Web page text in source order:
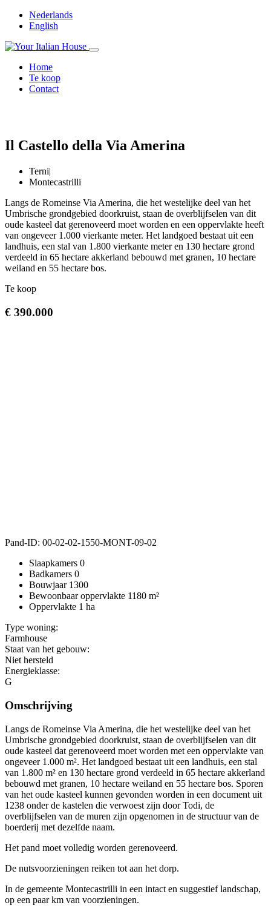
Nederlands
English
Home
Te koop
Contact
Il Castello della Via Amerina
Terni|
Montecastrilli
Langs de Romeinse Via Amerina, die het westelijke deel van het
Umbrische grondgebied doorkruist, staan de overblijfselen van dit
oude kasteel dat gerenoveerd moet worden en een oppervlakte heeft
van ongeveer 1.000 vierkante meter. Het landgoed bestaat uit een
landhuis, een stal van 1.800 vierkante meter en 130 hectare grond
verdeeld in 65 hectare akkerland bebouwd met granen, 10 hectare
weiland en 55 hectare bos.
Te koop
€ 390.000
Pand-ID: 00-02-02-1550-MONT-09-02
Slaapkamers 0
Badkamers 0
Bouwjaar 1300
Bewoonbaar oppervlakte 1180 m²
Oppervlakte 1 ha
Type woning:
Farmhouse
Staat van het gebouw:
Niet hersteld
Energieklasse:
G
Omschrijving
Langs de Romeinse Via Amerina, die het westelijke deel van het
Umbrische grondgebied doorkruist, staan de overblijfselen van dit
oude kasteel dat gerenoveerd moet worden met een oppervlakte van
ongeveer 1.000 m². Het landgoed bestaat uit een landhuis, een stal
van 1.800 m² en 130 hectare grond verdeeld in 65 hectare akkerland
bebouwd met granen, 10 hectare weiland en 55 hectare bos. Sporen
van het oude kasteel kunnen gevonden worden in een document uit
1238 onder de kastelen die verwoest zijn door Todi, de
overblijfselen van de muren zijn opgenomen in de structuur van de
boerderij met dezelfde naam.
Het pand moet volledig worden gerenoveerd.
De nutsvoorzieningen reiken tot aan het dorp.
In de gemeente Montecastrilli in een intact en suggestief landschap,
op een paar km van voorzieningen.